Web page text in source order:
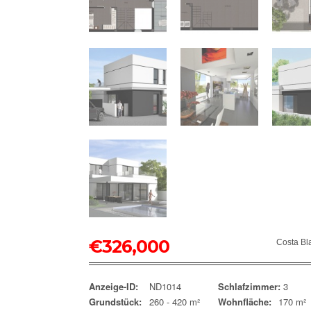
€326,000 Costa
Anzeige-ID: ND1014 Schlafzimmer: 3
Grundstück: 260 - 420 m² Wohnfläche: 170 m²